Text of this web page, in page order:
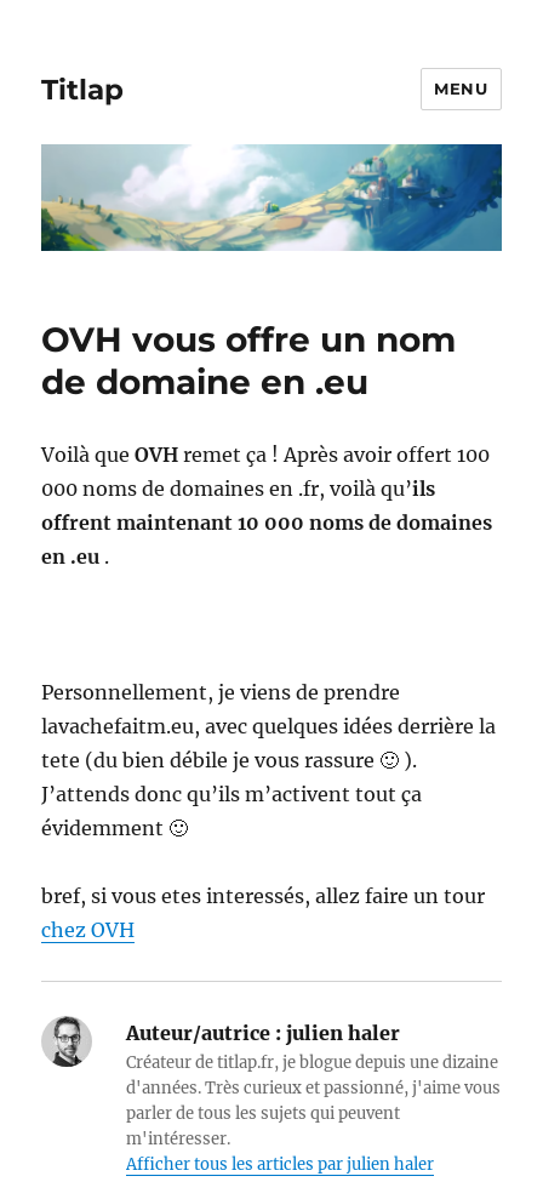
Titlap MENU
OVH vous offre un nom
de domaine en .eu
Voilà queOVHremet ça ! Après avoir offert 100
000 noms de domaines en .fr, voilà qu’ils
offrent maintenant 10 000 noms de domaines
en .eu .
Personnellement, je viens de prendre
lavachefaitm.eu, avec quelques idées derrière la
tete (du bien débile je vous rassure 🙂 ).
J’attends donc qu’ils m’activent tout ça
évidemment 🙂
bref, si vous etes interessés, allez faire un tour
chez OVH
Auteur/autrice : julien haler
Créateur de titlap.fr, je blogue depuis une dizaine
d'années. Très curieux et passionné, j'aime vous
parler de tous les sujets qui peuvent
m'intéresser.
Afficher tous les articles par julien haler